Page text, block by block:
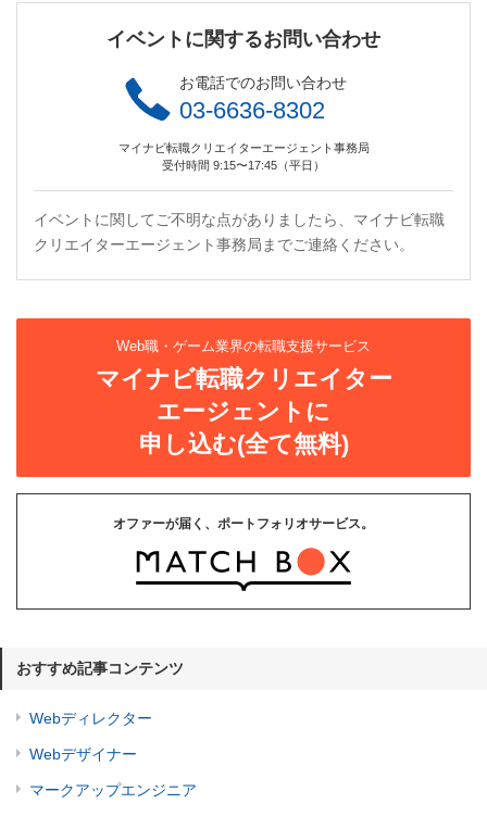
イベントに関するお問い合わせ
お電話でのお問い合わせ
03-6636-8302
マイナビ転職クリエイターエージェント事務局
受付時間 9:15〜17:45（平日）
イベントに関してご不明な点がありましたら、マイナビ転職
クリエイターエージェント事務局までご連絡ください。
Web職・ゲーム業界の転職支援サービス
マイナビ転職クリエイター
エージェントに
申し込む(全て無料)
オファーが届く、ポートフォリオサービス。
おすすめ記事コンテンツ
Webディレクター
Webデザイナー
マークアップエンジニア